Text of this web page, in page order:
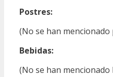
Postres:
(No se han
Bebidas:
(No se han mencionado